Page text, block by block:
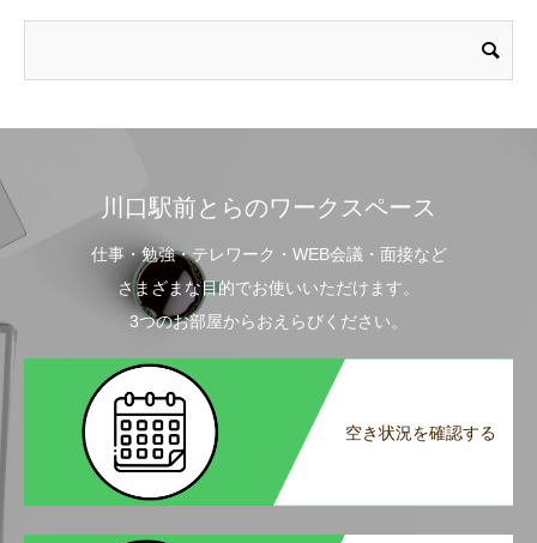
川口駅前とらのワークスペース
仕事・勉強・テレワーク・WEB会議・面接など
さまざまな目的でお使いいただけます。
3つのお部屋からおえらびください。
空き状況を確認する